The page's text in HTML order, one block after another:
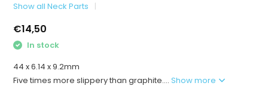
Show all Neck Parts
€14,50
In stock
44 x 6.14 x 9.2mm
Five times more slippery than graphite....Show more